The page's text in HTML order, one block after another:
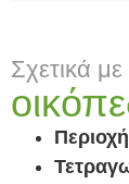
Σχετικά με